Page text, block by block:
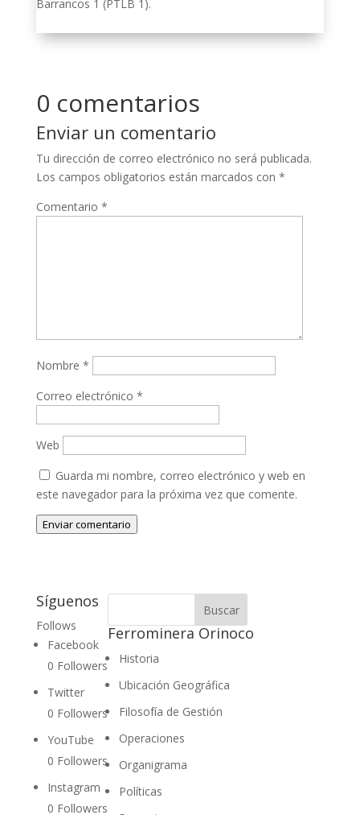
Barrancos 1 (PTLB 1).
0 comentarios
Enviar un comentario
Tu dirección de correo electrónico no será publicada.
Los campos obligatorios están marcados con *
Comentario *
Nombre *
Correo electrónico *
Web
Guarda mi nombre, correo electrónico y web en
este navegador para la próxima vez que comente.
Enviar comentario
Síguenos
Follows
Facebook
0 Followers
Twitter
0 Followers
YouTube
0 Followers
Instagram
0 Followers
Ferrominera Orinoco
Historia
Ubicación Geográfica
Filosofía de Gestión
Operaciones
Organigrama
Políticas